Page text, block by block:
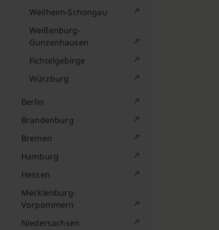
Weilheim-Schongau
Weißenburg-
Gunzenhausen
Fichtelgebirge
Würzburg
Berlin
Brandenburg
Bremen
Hamburg
Hessen
Mecklenburg-
Vorpommern
Niedersachsen